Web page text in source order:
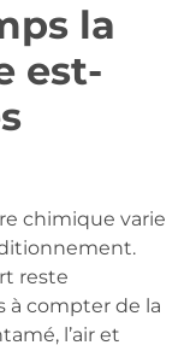
la
est-
chimique varie
reste
à compter de la
l’air et